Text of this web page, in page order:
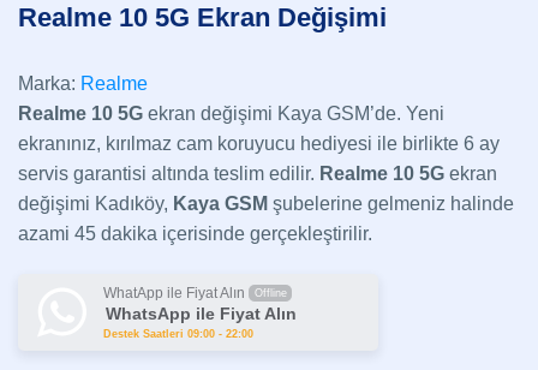
Realme 10 5G Ekran Değişimi
Marka: Realme
Realme 10 5G ekran değişimi Kaya GSM’de. Yeni
ekranınız, kırılmaz cam koruyucu hediyesi ile birlikte 6 ay
servis garantisi altında teslim edilir. Realme 10 5G ekran
değişimi Kadıköy, Kaya GSM şubelerine gelmeniz halinde
azami 45 dakika içerisinde gerçekleştirilir.
WhatApp ile Fiyat Alın Offline
WhatsApp ile Fiyat Alın
Destek Saatleri 09:00 - 22:00